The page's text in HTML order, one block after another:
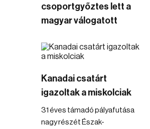
csoportgyőztes lett a
magyar válogatott
Kanadai csatárt
igazoltak a miskolciak
31 éves támadó pályafutása
nagy részét Észak-